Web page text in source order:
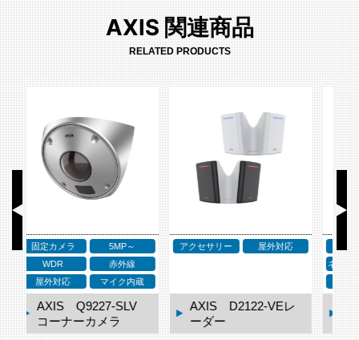
AXIS 関連商品
RELATED PRODUCTS
アクセサリー
ネットワークスピーカー
屋外対応
AXIS D2123-VEレ
ーダー
アクセサリー
AXIS TQ3819-E ウ
ェザーシールド
ア